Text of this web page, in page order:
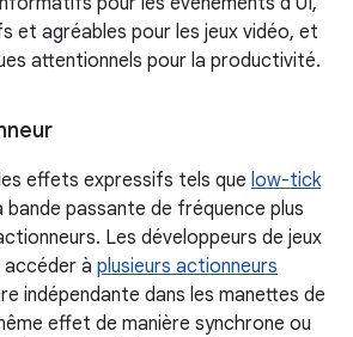
et agréables pour les jeux vidéo, et
attentionnels pour la productivité.
effets expressifs tels que low-tick
passante de fréquence plus
Les développeurs de jeux
à plusieurs actionneurs
indépendante dans les manettes de
effet de manière synchrone ou